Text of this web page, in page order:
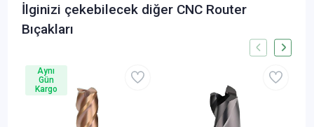
İlginizi çekebilecek diğer CNC Router
Bıçakları
Aynı
Gün
Kargo